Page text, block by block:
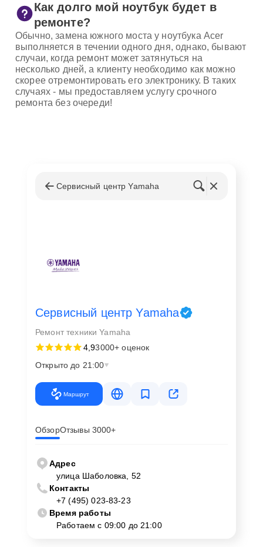
Как долго мой ноутбук будет в
ремонте?
Обычно, замена южного моста у ноутбука Acer
выполняется в течении одного дня, однако, бывают
случаи, когда ремонт может затянуться на
несколько дней, а клиенту необходимо как можно
скорее отремонтировать его электронику. В таких
случаях - мы предоставляем услугу срочного
ремонта без очереди!
Сервисный центр Yamaha
Сервисный центр Yamaha
Ремонт техники Yamaha
4,93000+ оценок
Открыто до 21:00
Маршрут
ОбзорОтзывы 3000+
Адрес
улица Шаболовка, 52
Контакты
+7 (495) 023-83-23
Время работы
Работаем с 09:00 до 21:00